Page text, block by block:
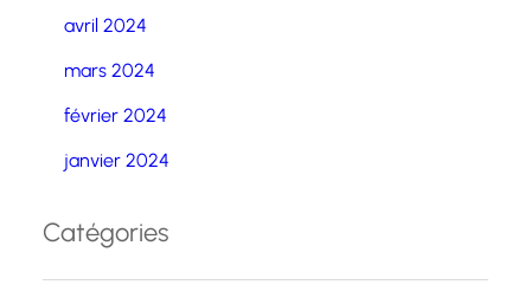
avril 2024
mars 2024
février 2024
janvier 2024
Catégories